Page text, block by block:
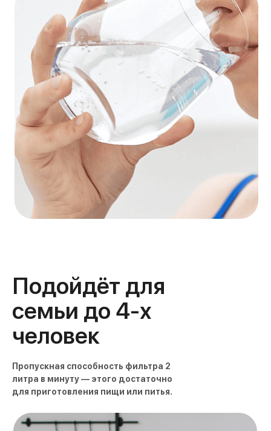
Подойдёт для
семьи до 4-х
человек
Пропускная способность фильтра 2
литра в минуту — этого достаточно
для приготовления пищи или питья.